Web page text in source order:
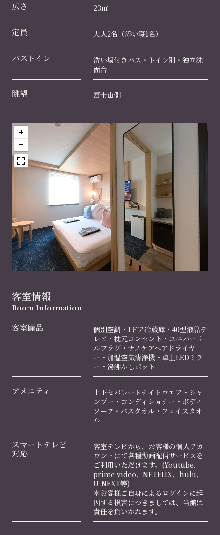
広さ 23㎡
定員 大人2名（添い寝1名）
バストイレ
洗い場付きバス・トイレ別・独立洗
面台
眺望 富士山側
客室情報
Room Information
客室備品
個別空調・1ドア冷蔵庫・40型液晶テ
レビ・枕元コンセント・ユニバーサ
ルプラグ・ナノケアヘアドライヤ
ー・加湿空気清浄機・卓上LEDミラ
ー・湯沸かしポット
アメニティ
上下セパレートナイトウエア・シャ
ンプー・コンディショナー・ボディ
ソープ・バスタオル・フェイスタオ
ル
スマートテレビ
対応
客室テレビから、お客様の個人アカ
ウントにて各種動画配信サービスを
ご利用いただけます。(Youtube、
prime video、NETFLIX、hulu、
U-NEXT等)
＊お客様ご自身によるログインに起
因する損害につきましては、当館は
責任を負いかねます。